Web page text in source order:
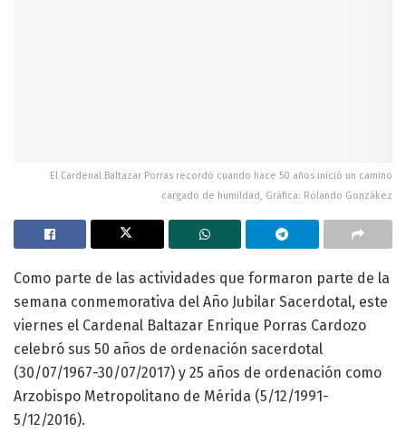
El Cardenal Baltazar Porras recordó cuando hace 50 años inició un camino
cargado de humildad, Gráfica: Rolando Gonzákez
Como parte de las actividades que formaron parte de la
semana conmemorativa del Año Jubilar Sacerdotal, este
viernes el Cardenal Baltazar Enrique Porras Cardozo
celebró sus 50 años de ordenación sacerdotal
(30/07/1967-30/07/2017) y 25 años de ordenación como
Arzobispo Metropolitano de Mérida (5/12/1991-
5/12/2016).